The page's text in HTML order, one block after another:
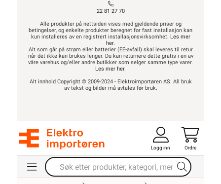
22 81 27 70
Alle produkter på nettsiden vises med gjeldende priser og
betingelser, og enkelte produkter beregnet for fast installasjon kan
kun installeres av en registrert installasjonsvirksomhet. Les mer
her.
Alt som går på strøm eller batterier (EE-avfall) skal leveres til retur
når det ikke kan brukes lenger. Du kan returnere dette gratis i en av
våre varehus og/eller andre butikker som selger samme type varer.
Les mer her.
Alt innhold Copyright © 2009-2024 - Elektroimportøren AS. All bruk
av tekst og bilder må avtales før bruk.
Logg inn Ordre